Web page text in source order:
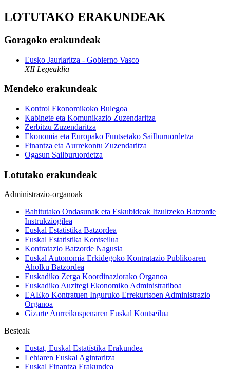
LOTUTAKO ERAKUNDEAK
Goragoko erakundeak
Eusko Jaurlaritza - Gobierno Vasco
XII Legealdia
Mendeko erakundeak
Kontrol Ekonomikoko Bulegoa
Kabinete eta Komunikazio Zuzendaritza
Zerbitzu Zuzendaritza
Ekonomia eta Europako Funtsetako Sailburuordetza
Finantza eta Aurrekontu Zuzendaritza
Ogasun Sailburuordetza
Lotutako erakundeak
Administrazio-organoak
Bahitutako Ondasunak eta Eskubideak Itzultzeko Batzorde
Instrukziogilea
Euskal Estatistika Batzordea
Euskal Estatistika Kontseilua
Kontratazio Batzorde Nagusia
Euskal Autonomia Erkidegoko Kontratazio Publikoaren
Aholku Batzordea
Euskadiko Zerga Koordinaziorako Organoa
Euskadiko Auzitegi Ekonomiko Administratiboa
EAEko Kontratuen Inguruko Errekurtsoen Administrazio
Organoa
Gizarte Aurreikuspenaren Euskal Kontseilua
Besteak
Eustat, Euskal Estatístika Erakundea
Lehiaren Euskal Agintaritza
Euskal Finantza Erakundea